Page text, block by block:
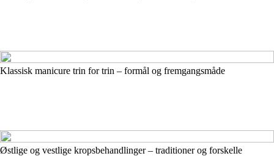
Klassisk manicure trin for trin – formål og fremgangsmåde
Østlige og vestlige kropsbehandlinger – traditioner og forskelle